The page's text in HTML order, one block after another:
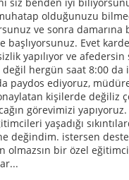
olduğunuzu
ve sonra damarına
başlıyorsunuz. Evet
yapılıyor ve
hergün saat 8:00 da
paydos ediyoruz,
kişilerde değiliz
görevimizi
yaşadığı
değindim. istersen
olmazsın bir özel